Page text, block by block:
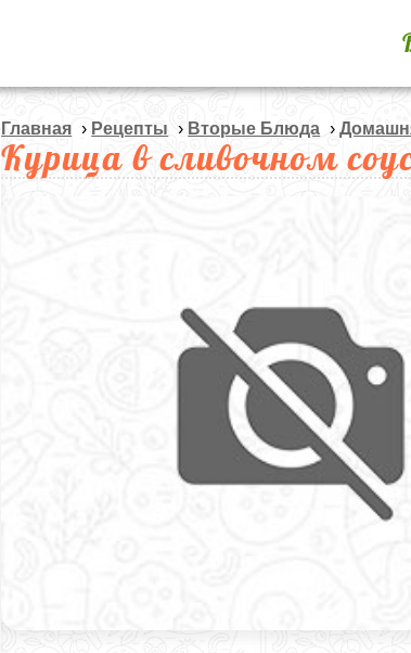
Главная › Рецепты › Вторые Блюда ›
Курица в сливочном